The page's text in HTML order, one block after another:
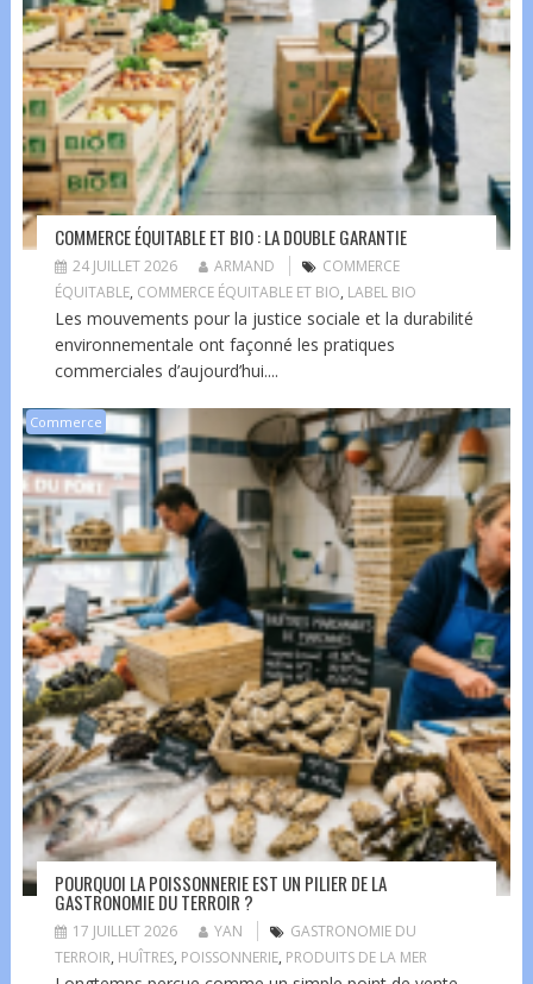
COMMERCE ÉQUITABLE ET BIO : LA DOUBLE GARANTIE
24 JUILLET 2026 ARMAND
COMMERCE
ÉQUITABLE, COMMERCE ÉQUITABLE ET BIO, LABEL BIO
Les mouvements pour la justice sociale et la durabilité
environnementale ont façonné les pratiques
commerciales d’aujourd’hui....
Commerce
POURQUOI LA POISSONNERIE EST UN PILIER DE LA
GASTRONOMIE DU TERROIR ?
17 JUILLET 2026 YAN
GASTRONOMIE DU
TERROIR, HUÎTRES, POISSONNERIE, PRODUITS DE LA MER